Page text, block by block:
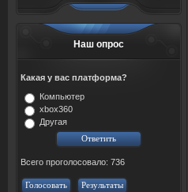
Наш опрос
Какая у вас платформа?
Компьютер
xbox360
Другая
Всего проголосовало: 736
Голосовать Результаты